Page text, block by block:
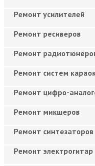
Ремонт усилителей
Ремонт ресиверов
Ремонт
Ремонт систем
Ремонт цифро-
Ремонт микшеров
Ремонт синтезаторов
Ремонт электрогитар